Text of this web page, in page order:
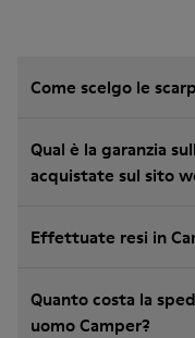
Come scelgo le
Qual è la garanzia sulle - Scarpe da
acquistate sul sito
Effettuate resi in
Quanto costa la
uomo Camper?